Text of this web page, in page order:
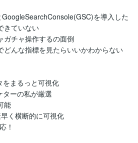
GoogleSearchConsole(GSC)を導入した
きていない
ガチャ操作するの面倒
どんな指標を見たらいいかわからない
をまるっと可視化
ターの私が厳選
能
く横断的に可視化
！